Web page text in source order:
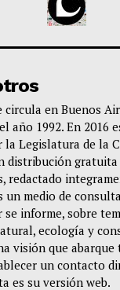
circula en Buenos
año 1992. En 2016
Legislatura de la
distribución
redactado
un medio de
informe, sobre
ecología y
visión que
un contacto
es su versión web.